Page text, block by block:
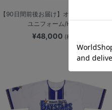
【90日間前後お届け】オーセンティック
ユニフォーム/HOME
¥48,000 (税込)